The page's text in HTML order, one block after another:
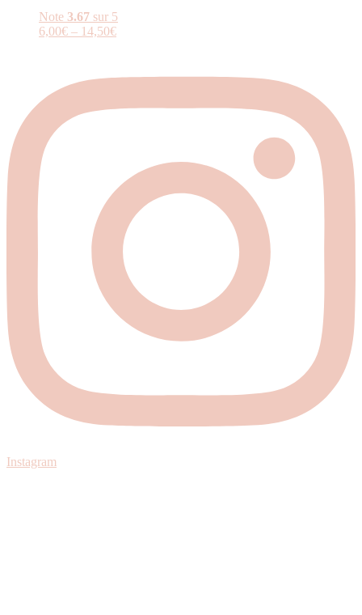
Note 3.67 sur 5
6,00€ – 14,50€
Instagram